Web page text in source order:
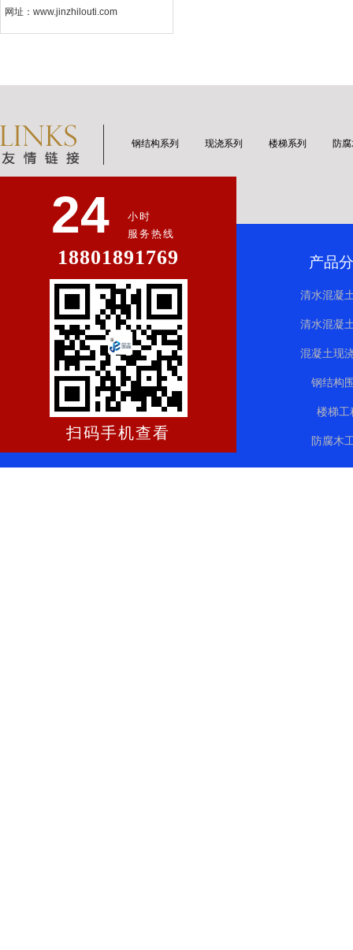
网址：www.jinzhilouti.com
钢结构系列 现浇系列 楼梯系列 防
24
小时
服务热线
18801891769
扫码手机查看
产品
清水混凝
清水混凝
混凝土现
钢结构
楼梯工
防腐木